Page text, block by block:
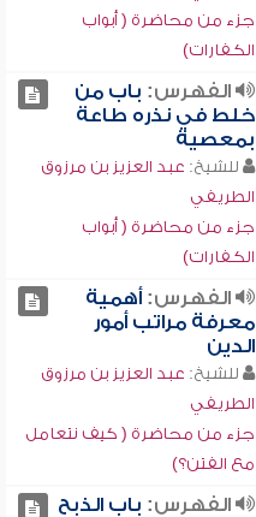
جزء من محاضرة ( أبواب
الكفارات)
الفهرس: باب من
خلط في نذره طاعة
بمعصية
للشيخ: عبد العزيز بن مرزوق
الطريفي
جزء من محاضرة ( أبواب
الكفارات)
الفهرس:أهمية
معرفة مراتب أمور
الدين
للشيخ: عبد العزيز بن مرزوق
الطريفي
جزء من محاضرة ( كيف نتعامل
مع الفتن؟)
الفهرس: باب الذبح